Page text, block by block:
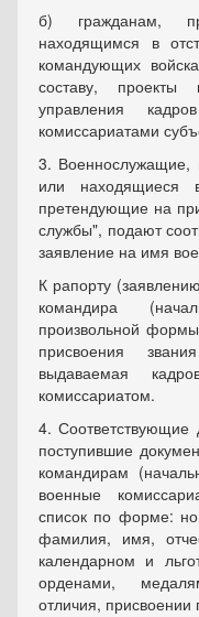
б) гражданам,
находящимся в
командующих
составу, проекты
управления
комиссариатами
3. Военнослужащие,
или находящиеся
претендующие на
службы", подают
заявление на имя
К рапорту
командира
произвольной
присвоения
выдаваемая
комиссариатом.
4. Соответствующие
поступившие
командирам
военные
список по форме:
фамилия, имя,
календарном и
орденами,
отличия, присвоении